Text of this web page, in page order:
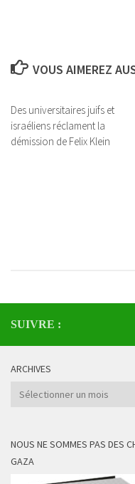
VOUS AIMEREZ
Des universitaires juifs et
israéliens réclament la
démission de Felix Klein
SUIVRE :
ARCHIVES
Archives
NOUS NE SOMMES PAS DES
GAZA